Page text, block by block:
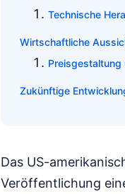
Technische
Wirtschaftliche
Zukünftige
Das US-
Veröffentlichung